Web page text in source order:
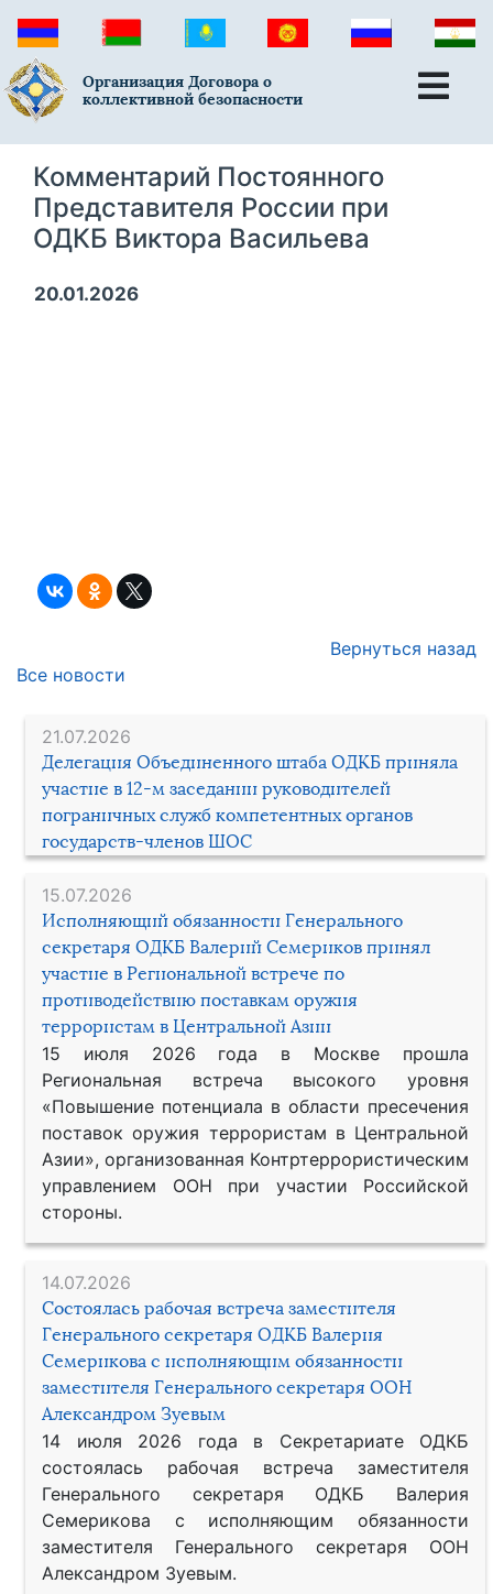
Организация Договора о
коллективной безопасности
21.07.2026
Делегация Объединенного штаба ОДКБ приняла
участие в 12-м заседании руководителей
пограничных служб компетентных органов
государств-членов ШОС
15.07.2026
Исполняющий обязанности Генерального
секретаря ОДКБ Валерий Семериков принял
участие в Региональной встрече по
противодействию поставкам оружия
террористам в Центральной Азии
15 июля 2026 года в Москве прошла
Региональная встреча высокого уровня
«Повышение потенциала в области пресечения
поставок оружия террористам в Центральной
Азии», организованная Контртеррористическим
управлением ООН при участии Российской
стороны.
14.07.2026
Состоялась рабочая встреча заместителя
Генерального секретаря ОДКБ Валерия
Семерикова с исполняющим обязанности
заместителя Генерального секретаря ООН
Александром Зуевым
14 июля 2026 года в Секретариате ОДКБ
состоялась рабочая встреча заместителя
Генерального секретаря ОДКБ Валерия
Семерикова с исполняющим обязанности
заместителя Генерального секретаря ООН
Александром Зуевым.
Комментарий Постоянного
Представителя России при
ОДКБ Виктора Васильева
20.01.2026
Вернуться назад
Все новости